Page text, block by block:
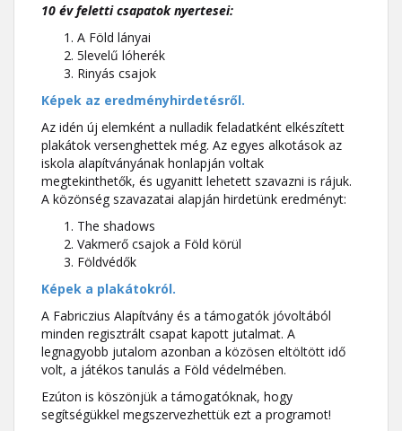
10 év feletti csapatok nyertesei:
A Föld lányai
5levelű lóherék
Rinyás csajok
Képek az eredményhirdetésről.
Az idén új elemként a nulladik feladatként elkészített
plakátok versenghettek még. Az egyes alkotások az
iskola alapítványának honlapján voltak
megtekinthetők, és ugyanitt lehetett szavazni is rájuk.
A közönség szavazatai alapján hirdetünk eredményt:
The shadows
Vakmerő csajok a Föld körül
Földvédők
Képek a plakátokról.
A Fabriczius Alapítvány és a támogatók jóvoltából
minden regisztrált csapat kapott jutalmat. A
legnagyobb jutalom azonban a közösen eltöltött idő
volt, a játékos tanulás a Föld védelmében.
Ezúton is köszönjük a támogatóknak, hogy
segítségükkel megszervezhettük ezt a programot!